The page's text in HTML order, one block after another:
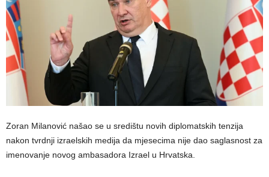
Zoran Milanović našao se u središtu novih diplomatskih tenzija
nakon tvrdnji izraelskih medija da mjesecima nije dao saglasnost za
imenovanje novog ambasadora Izrael u Hrvatska.